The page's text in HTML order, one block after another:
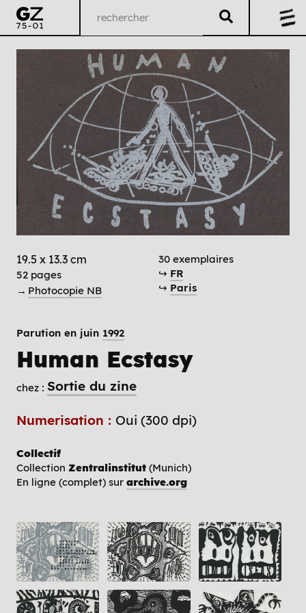
19.5 x 13.3 cm
52 pages
→ Photocopie NB
30 exemplaires
↪ FR
↪ Paris
Parution en juin 1992
Human Ecstasy
chez : Sortie du zine
Numerisation : Oui (300 dpi)
Collectif
Collection Zentralinstitut (Munich)
En ligne (complet) sur archive.org